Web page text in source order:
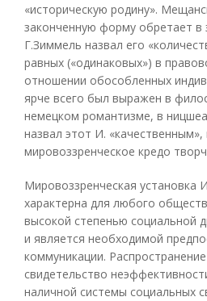
«историческую родину».
законченную форму обретает в
Г.Зиммель назвал его
равных («одинаковых») в
отношении обособленных
ярче всего был выражен в
немецком романтизме, в
назвал этот И.
мировоззренческое кредо
Мировоззренческая установка
характерна для любого
высокой степенью социальной
и является необходимой
коммуникации.
свидетельство
наличной системы социальных